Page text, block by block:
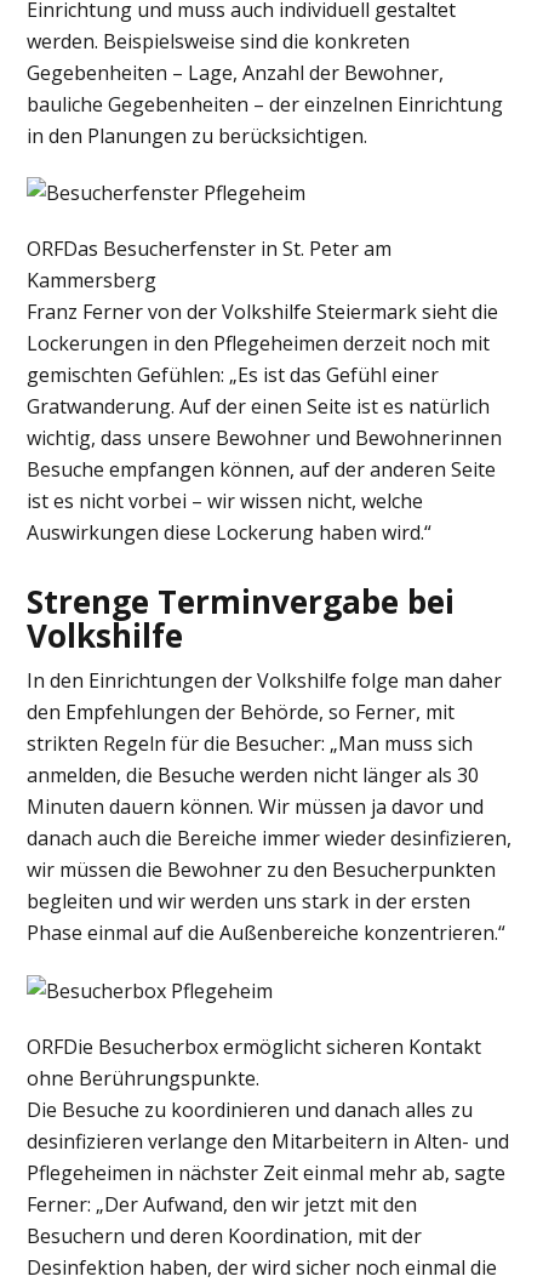
Einrichtung und muss auch individuell gestaltet
werden. Beispielsweise sind die konkreten
Gegebenheiten – Lage, Anzahl der Bewohner,
bauliche Gegebenheiten – der einzelnen Einrichtung
in den Planungen zu berücksichtigen.
ORFDas Besucherfenster in St. Peter am
Kammersberg
Franz Ferner von der Volkshilfe Steiermark sieht die
Lockerungen in den Pflegeheimen derzeit noch mit
gemischten Gefühlen: „Es ist das Gefühl einer
Gratwanderung. Auf der einen Seite ist es natürlich
wichtig, dass unsere Bewohner und Bewohnerinnen
Besuche empfangen können, auf der anderen Seite
ist es nicht vorbei – wir wissen nicht, welche
Auswirkungen diese Lockerung haben wird.“
Strenge Terminvergabe bei
Volkshilfe
In den Einrichtungen der Volkshilfe folge man daher
den Empfehlungen der Behörde, so Ferner, mit
strikten Regeln für die Besucher: „Man muss sich
anmelden, die Besuche werden nicht länger als 30
Minuten dauern können. Wir müssen ja davor und
danach auch die Bereiche immer wieder desinfizieren,
wir müssen die Bewohner zu den Besucherpunkten
begleiten und wir werden uns stark in der ersten
Phase einmal auf die Außenbereiche konzentrieren.“
ORFDie Besucherbox ermöglicht sicheren Kontakt
ohne Berührungspunkte.
Die Besuche zu koordinieren und danach alles zu
desinfizieren verlange den Mitarbeitern in Alten- und
Pflegeheimen in nächster Zeit einmal mehr ab, sagte
Ferner: „Der Aufwand, den wir jetzt mit den
Besuchern und deren Koordination, mit der
Desinfektion haben, der wird sicher noch einmal die